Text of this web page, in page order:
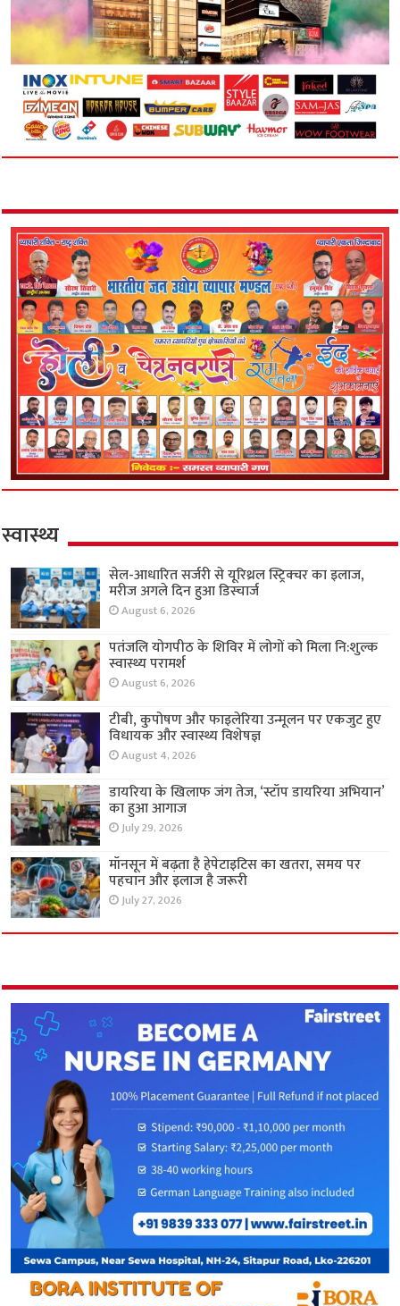
स्वास्थ्य
सेल-आधारित सर्जरी से यूरिथ्रल स्ट्रिक्चर का इलाज,
मरीज अगले दिन हुआ डिस्चार्ज
August 6, 2026
पतंजलि योगपीठ के शिविर में लोगों को मिला नि:शुल्क
स्वास्थ्य परामर्श
August 6, 2026
टीबी, कुपोषण और फाइलेरिया उन्मूलन पर एकजुट हुए
विधायक और स्वास्थ्य विशेषज्ञ
August 4, 2026
डायरिया के खिलाफ जंग तेज, ‘स्टॉप डायरिया अभियान’
का हुआ आगाज
July 29, 2026
मॉनसून में बढ़ता है हेपेटाइटिस का खतरा, समय पर
पहचान और इलाज है जरूरी
July 27, 2026